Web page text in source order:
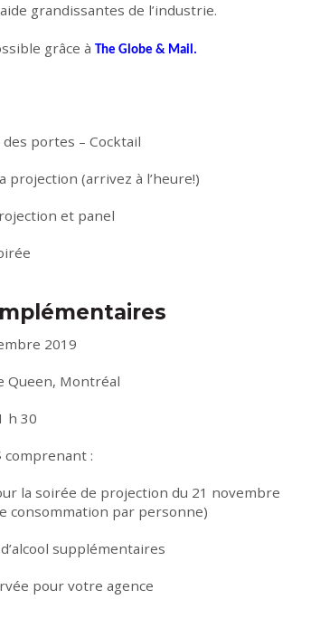
grandissantes de l’industrie.
grâce à The Globe & Mail.
portes – Cocktail
projection (arrivez à l’heure!)
et panel
2019
Queen, Montréal
h 30
comprenant :
la soirée de projection du 21 novembre
consommation par personne)
supplémentaires
pour votre agence